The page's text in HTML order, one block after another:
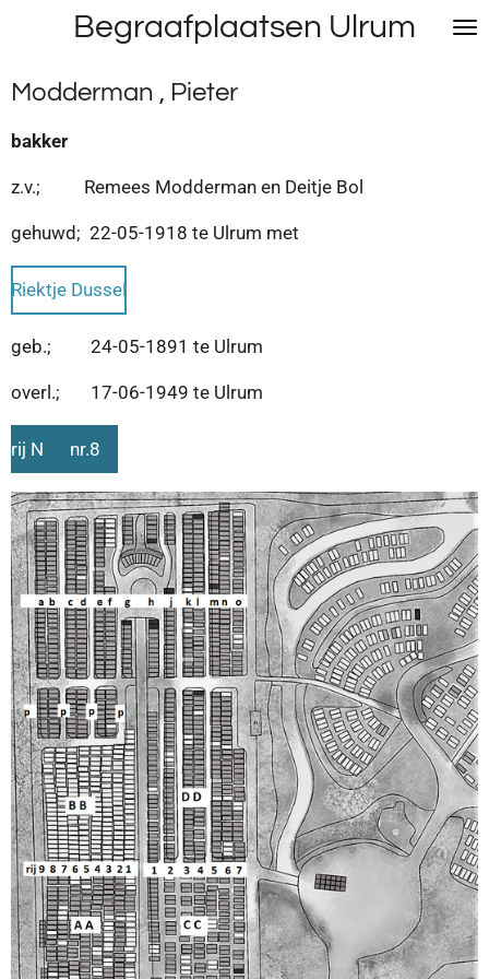
naar
de
hoofdinhoud
Begraafplaatsen Ulrum
Modderman , Pieter
bakker
z.v.; Remees Modderman en Deitje Bol
gehuwd; 22-05-1918 te Ulrum met
Riektje Dussel
geb.; 24-05-1891 te Ulrum
overl.; 17-06-1949 te Ulrum
rij N nr.8